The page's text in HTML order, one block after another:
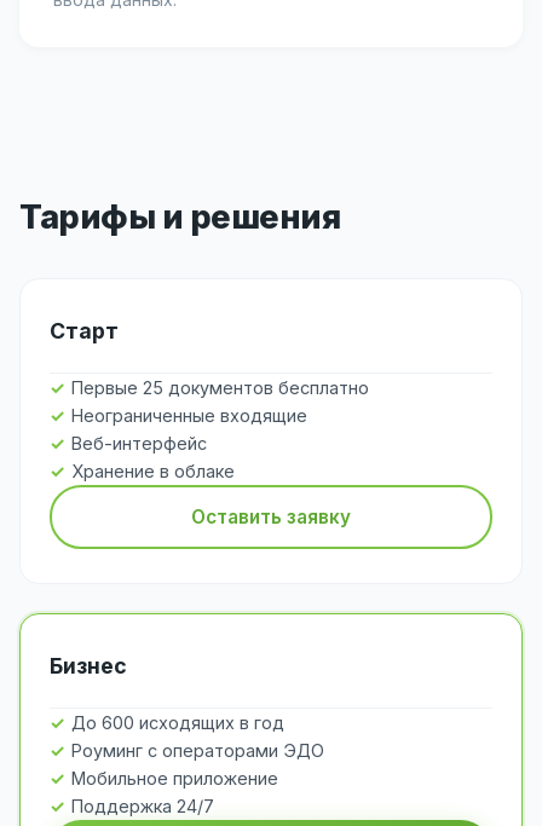
Тарифы и решения
Старт
Первые 25 документов бесплатно
Неограниченные входящие
Веб-интерфейс
Хранение в облаке
Оставить заявку
Бизнес
До 600 исходящих в год
Роуминг с операторами ЭДО
Мобильное приложение
Поддержка 24/7